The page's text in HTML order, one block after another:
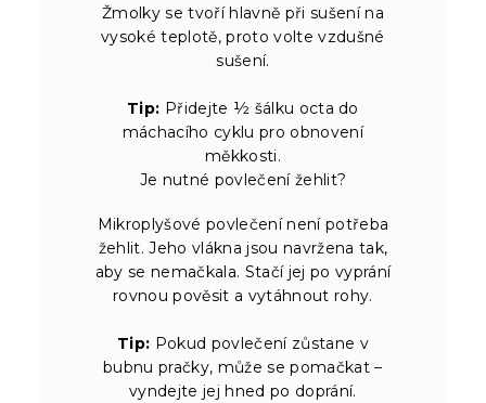
Žmolky se tvoří hlavně při sušení na
vysoké teplotě, proto volte vzdušné
sušení.
Tip: Přidejte ½ šálku octa do
máchacího cyklu pro obnovení
měkkosti.
Je nutné povlečení žehlit?
Mikroplyšové povlečení není potřeba
žehlit. Jeho vlákna jsou navržena tak,
aby se nemačkala. Stačí jej po vyprání
rovnou pověsit a vytáhnout rohy.
Tip: Pokud povlečení zůstane v
bubnu pračky, může se pomačkat –
vyndejte jej hned po doprání.